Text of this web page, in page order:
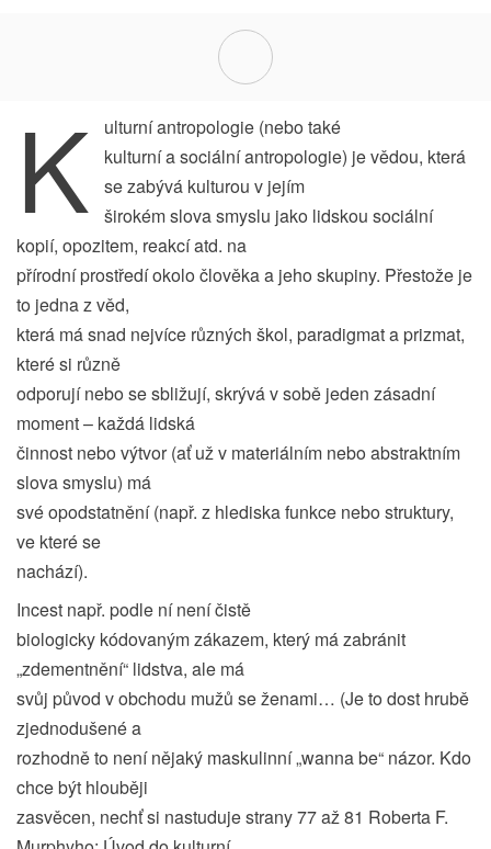
K
ulturní antropologie (nebo také
kulturní a sociální antropologie) je vědou, která
se zabývá kulturou v jejím
širokém slova smyslu jako lidskou sociální
kopií, opozitem, reakcí atd. na
přírodní prostředí okolo člověka a jeho skupiny. Přestože je
to jedna z věd,
která má snad nejvíce různých škol, paradigmat a prizmat,
které si různě
odporují nebo se sbližují, skrývá v sobě jeden zásadní
moment – každá lidská
činnost nebo výtvor (ať už v materiálním nebo abstraktním
slova smyslu) má
své opodstatnění (např. z hlediska funkce nebo struktury,
ve které se
nachází).
Incest např. podle ní není čistě
biologicky kódovaným zákazem, který má zabránit
„zdementnění“ lidstva, ale má
svůj původ v obchodu mužů se ženami… (Je to dost hrubě
zjednodušené a
rozhodně to není nějaký maskulinní „wanna be“ názor. Kdo
chce být hlouběji
zasvěcen, nechť si nastuduje strany 77 až 81 Roberta F.